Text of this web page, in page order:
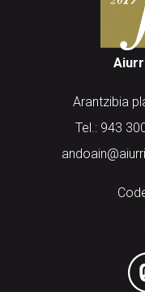
Arantzibia
Tel.: 943